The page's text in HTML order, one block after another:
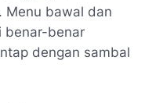
Menu bawal dan
benar-benar
dengan sambal